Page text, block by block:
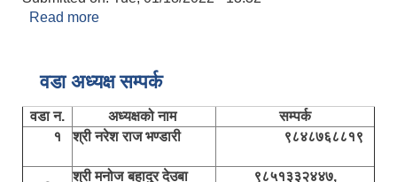
Read more
वडा अध्यक्ष सम्पर्क
वडा न. अध्यक्षको नाम
सम्पर्क
१ श्री नरेश राज भण्डारी ९८४८७६८८१९
श्री मनोज बहादुर देउबा
९८५१३३२४४७,